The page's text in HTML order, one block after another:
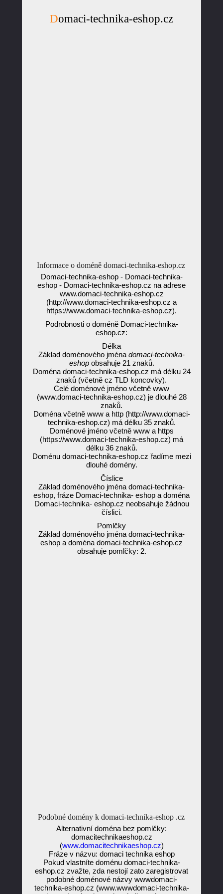
Domaci-technika-eshop.cz
Informace o doméně domaci-technika-eshop.cz
Domaci-technika-eshop - Domaci-technika-
eshop - Domaci-technika-eshop.cz na adrese
www.domaci-technika-eshop.cz
(http://www.domaci-technika-eshop.cz a
https://www.domaci-technika-eshop.cz).
Podrobnosti o doméně Domaci-technika-
eshop.cz:
Délka
Základ doménového jména domaci-technika-
eshopobsahuje 21 znaků.
Doména domaci-technika-eshop.cz má délku 24
znaků (včetně cz TLD koncovky).
Celé doménové jméno včetně www
(www.domaci-technika-eshop.cz) je dlouhé 28
znaků.
Doména včetně www a http (http://www.domaci-
technika-eshop.cz) má délku 35 znaků.
Doménové jméno včetně www a https
(https://www.domaci-technika-eshop.cz) má
délku 36 znaků.
Doménu domaci-technika-eshop.cz řadíme mezi
dlouhé domény.
Číslice
Základ doménového jména domaci-technika-
eshop, fráze Domaci-technika- eshop a doména
Domaci-technika- eshop.cz neobsahuje žádnou
číslici.
Pomlčky
Základ doménového jména domaci-technika-
eshop a doména domaci-technika-eshop.cz
obsahuje pomlčky: 2.
Podobné domény k domaci-technika-eshop .cz
Alternativní doména bez pomlčky:
domacitechnikaeshop.cz
(www.domacitechnikaeshop.cz)
Fráze v názvu: domaci technika eshop
Pokud vlastníte doménu domaci-technika-
eshop.cz zvažte, zda nestojí zato zaregistrovat
podobné doménové názvy wwwdomaci-
technika-eshop.cz (www.wwwdomaci-technika-